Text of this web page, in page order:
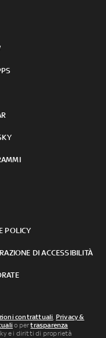
POLICY
DI ACCESSIBILITÀ
contrattuali, Privacy &
o pertrasparenza
e i diritti di proprietà